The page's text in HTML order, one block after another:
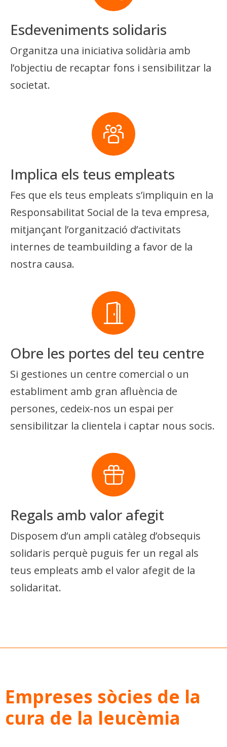
Esdeveniments solidaris
Organitza una iniciativa solidària amb
l’objectiu de recaptar fons i sensibilitzar la
societat.
Implica els teus empleats
Fes que els teus empleats s’impliquin en la
Responsabilitat Social de la teva empresa,
mitjançant l’organització d’activitats
internes de teambuilding a favor de la
nostra causa.
Obre les portes del teu centre
Si gestiones un centre comercial o un
establiment amb gran afluència de
persones, cedeix-nos un espai per
sensibilitzar la clientela i captar nous socis.
Regals amb valor afegit
Disposem d’un ampli catàleg d’obsequis
solidaris perquè puguis fer un regal als
teus empleats amb el valor afegit de la
solidaritat.
Empreses sòcies de la
cura de la leucèmia